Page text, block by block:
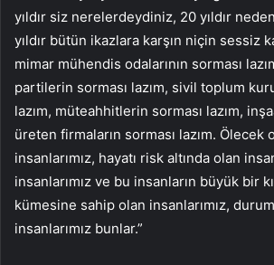
yıldır siz nerelerdeydiniz, 20 yıldır
yıldır bütün ikazlara karşın niçin sessiz
mimar mühendis odalarının sorması
partilerin sorması lazım, sivil toplum
lazım, müteahhitlerin sorması lazım,
üreten firmaların sorması lazım.
insanlarımız, hayatı risk altında olan
insanlarımız ve bu insanların büyük bir
kümesine sahip olan insanlarımız,
insanlarımız bunlar.”